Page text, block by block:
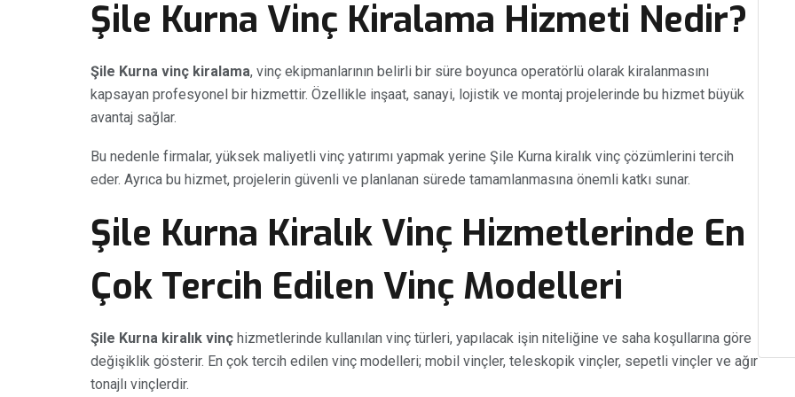
Şile Kurna Vinç Kiralama Hizmeti Nedir?
Şile Kurna vinç kiralama, vinç ekipmanlarının belirli bir süre boyunca operatörlü olarak kiralanmasını
kapsayan profesyonel bir hizmettir. Özellikle inşaat, sanayi, lojistik ve montaj projelerinde bu hizmet büyük
avantaj sağlar.
Bu nedenle firmalar, yüksek maliyetli vinç yatırımı yapmak yerine Şile Kurna kiralık vinç çözümlerini tercih
eder. Ayrıca bu hizmet, projelerin güvenli ve planlanan sürede tamamlanmasına önemli katkı sunar.
Şile Kurna Kiralık Vinç Hizmetlerinde En
Çok Tercih Edilen Vinç Modelleri
Şile Kurna kiralık vinç hizmetlerinde kullanılan vinç türleri, yapılacak işin niteliğine ve saha koşullarına göre
değişiklik gösterir. En çok tercih edilen vinç modelleri; mobil vinçler, teleskopik vinçler, sepetli vinçler ve ağır
tonajlı vinçlerdir.